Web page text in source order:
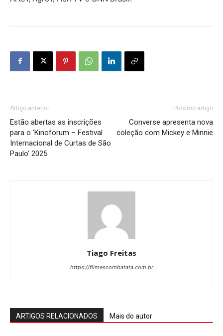
Artigo anterior
Estão abertas as inscrições
para o ‘Kinoforum – Festival
Internacional de Curtas de São
Paulo’ 2025
Próximo artigo
Converse apresenta nova
coleção com Mickey e Minnie
Tiago Freitas
https://filmescombatata.com.br
ARTIGOS RELACIONADOS Mais do autor